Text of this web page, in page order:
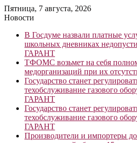
Пятница, 7 августа, 2026
Новости
В Госдуме назвали платные
школьных дневниках
ГАРАНТ
ТФОМС возьмет на себя
медорганизаций при их
Государство станет
техобслуживание газового
ГАРАНТ
Государство станет
техобслуживание газового
ГАРАНТ
Производители и импортеры